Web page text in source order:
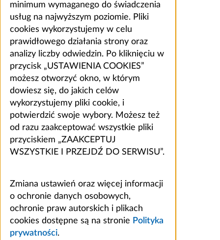
minimum wymaganego do świadczenia
usług na najwyższym poziomie. Pliki
cookies wykorzystujemy w celu
prawidłowego działania strony oraz
analizy liczby odwiedzin. Po kliknięciu w
przycisk „USTAWIENIA COOKIES”
możesz otworzyć okno, w którym
dowiesz się, do jakich celów
wykorzystujemy pliki cookie, i
potwierdzić swoje wybory. Możesz też
od razu zaakceptować wszystkie pliki
przyciskiem „ZAAKCEPTUJ
WSZYSTKIE I PRZEJDŹ DO SERWISU”.
Zmiana ustawień oraz więcej informacji
o ochronie danych osobowych,
ochronie praw autorskich i plikach
cookies dostępne są na stronie Polityka
prywatności.